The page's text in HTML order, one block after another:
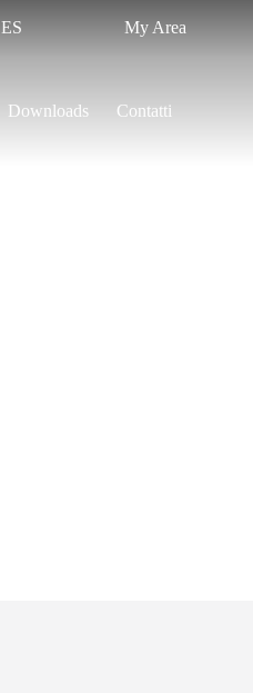
ES My Area
Downloads Contatti